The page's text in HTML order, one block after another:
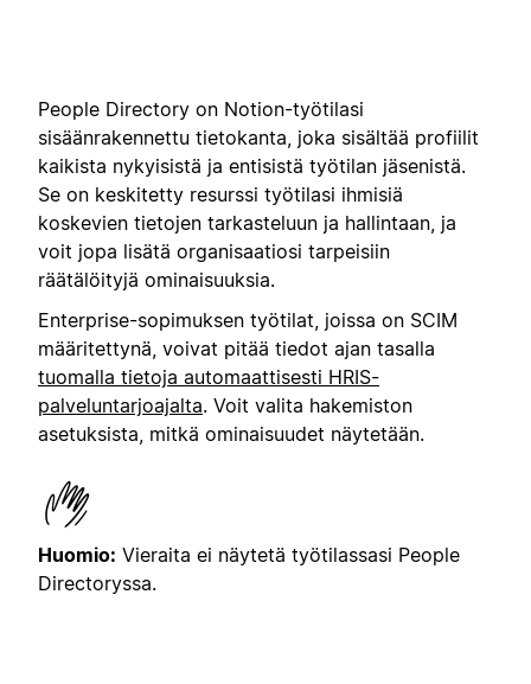
People Directory on Notion-työtilasi
sisäänrakennettu tietokanta, joka sisältää profiilit
kaikista nykyisistä ja entisistä työtilan jäsenistä.
Se on keskitetty resurssi työtilasi ihmisiä
koskevien tietojen tarkasteluun ja hallintaan, ja
voit jopa lisätä organisaatiosi tarpeisiin
räätälöityjä ominaisuuksia.
Enterprise-sopimuksen työtilat, joissa on SCIM
määritettynä, voivat pitää tiedot ajan tasalla
tuomalla tietoja automaattisesti HRIS-
palveluntarjoajalta. Voit valita hakemiston
asetuksista, mitkä ominaisuudet näytetään.
Huomio: Vieraita ei näytetä työtilassasi People
Directoryssa.